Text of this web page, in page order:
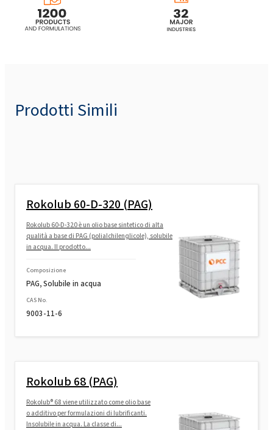
Prodotti Simili
Rokolub 60-D-320 (PAG)
Rokolub 60-D-320 è un olio base sintetico di alta
qualità a base di PAG (polialchilenglicole), solubile
in acqua. Il prodotto...
Composizione
PAG, Solubile in acqua
CAS No.
9003-11-6
Rokolub 68 (PAG)
Rokolub® 68 viene utilizzato come olio base
o additivo per formulazioni di lubrificanti.
Insolubile in acqua. La classe di...